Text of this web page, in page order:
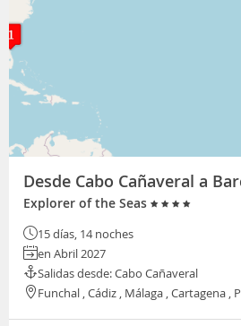
Desde Cabo Cañaveral a
Explorer of the Seas
15 días, 14 noches
en Abril 2027
Salidas desde: Cabo Cañaveral
Funchal , Cádiz , Málaga , Cartagena ,